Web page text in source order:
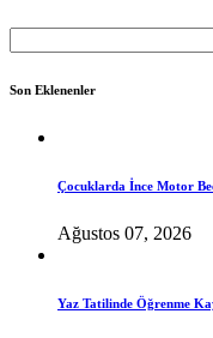
Son Eklenenler
Çocuklarda İnce Motor
Ağustos 07, 2026
Yaz Tatilinde Öğrenme